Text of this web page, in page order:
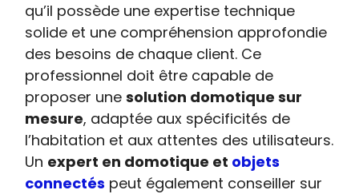
qu’il possède une expertise technique
solide et une compréhension approfondie
des besoins de chaque client. Ce
professionnel doit être capable de
proposer unesolution domotique sur
mesure, adaptée aux spécificités de
l’habitation et aux attentes des utilisateurs.
Un expert en domotique et objets
connectés peut également conseiller sur